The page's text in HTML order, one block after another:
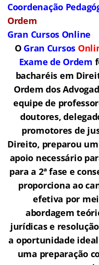
Coordenação
Ordem
Gran Cursos Online
O Gran Cursos
Exame de Ordem f
bacharéis em
Ordem dos
equipe de
doutores,
promotores de
Direito, preparou
apoio necessário
para a 2ª fase e
proporciona ao
efetiva por
abordagem
jurídicas e
a oportunidade
uma preparação